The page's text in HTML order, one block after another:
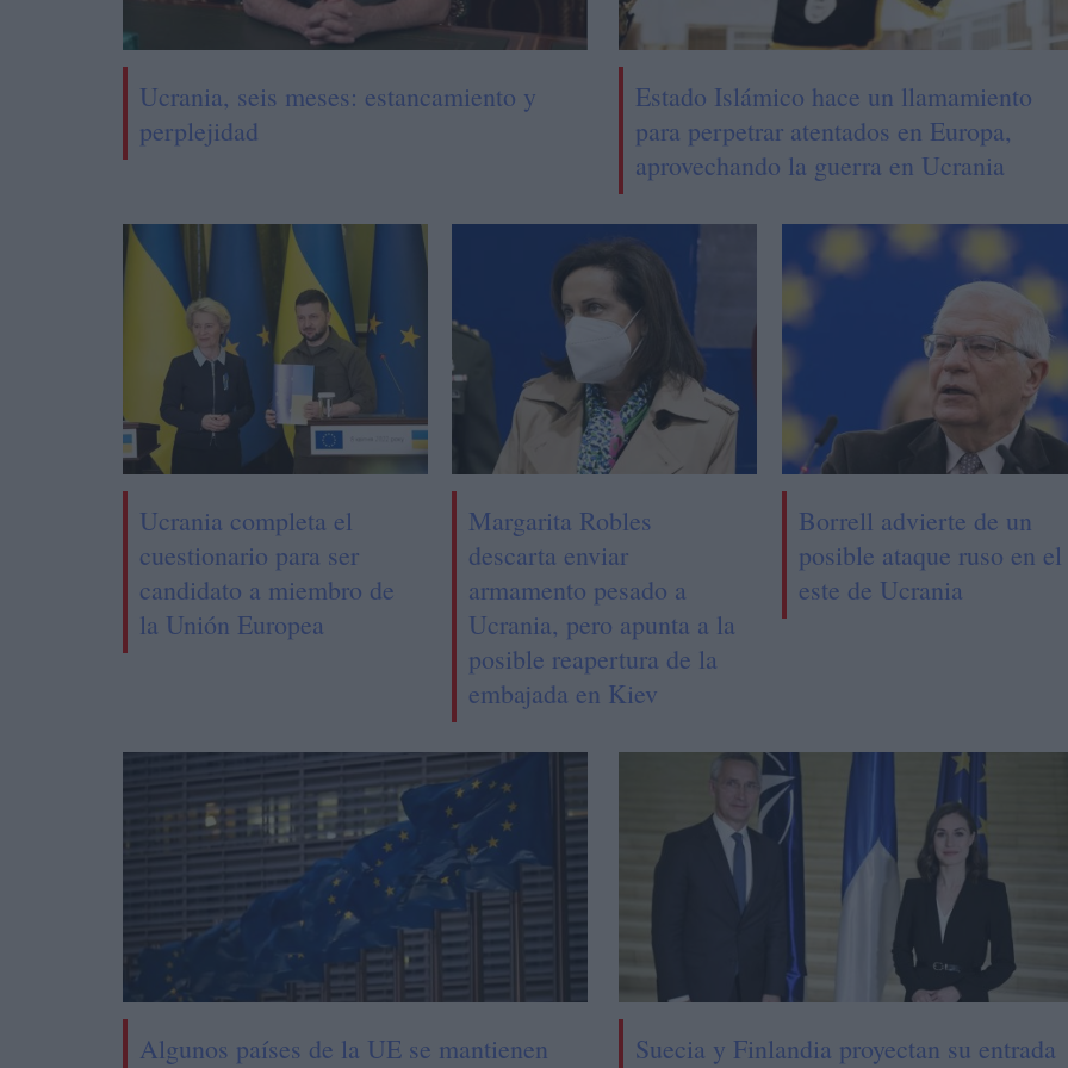
Ucrania, seis meses: estancamiento y
perplejidad
Estado Islámico hace un llamamiento
para perpetrar atentados en Europa,
aprovechando la guerra en Ucrania
Ucrania completa el
cuestionario para ser
candidato a miembro de
la Unión Europea
Margarita Robles
descarta enviar
armamento pesado a
Ucrania, pero apunta a la
posible reapertura de la
embajada en Kiev
Borrell advierte de un
posible ataque ruso en el
este de Ucrania
Algunos países de la UE se mantienen
Suecia y Finlandia proyectan su entrada